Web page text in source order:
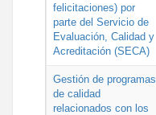
felicitaciones) por
parte del Servicio de
Evaluación, Calidad y
Acreditación (SECA)
Gestión de programas
de calidad
relacionados con los